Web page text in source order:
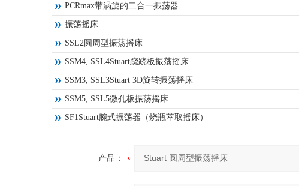
PCRmax带涡旋的二合一振荡器
振荡摇床
SSL2圆周型振荡摇床
SSM4, SSL4Stuart跷跷板振荡摇床
SSM3, SSL3Stuart 3D旋转振荡摇床
SSM5, SSL5微孔板振荡摇床
SF1Stuart腕式振荡器（烧瓶萃取摇床）
产品：